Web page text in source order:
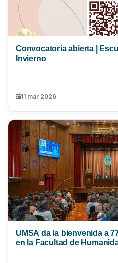
Convocatoria abierta |
Invierno
11 mar 2026
UMSA da la bienvenida a
en la Facultad de